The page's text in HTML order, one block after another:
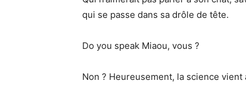
qui se passe dans sa drôle de tête.
Do you speak Miaou, vous ?
Non ? Heureusement, la science vient